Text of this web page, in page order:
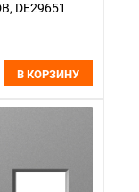
DE29651
В КОРЗИНУ